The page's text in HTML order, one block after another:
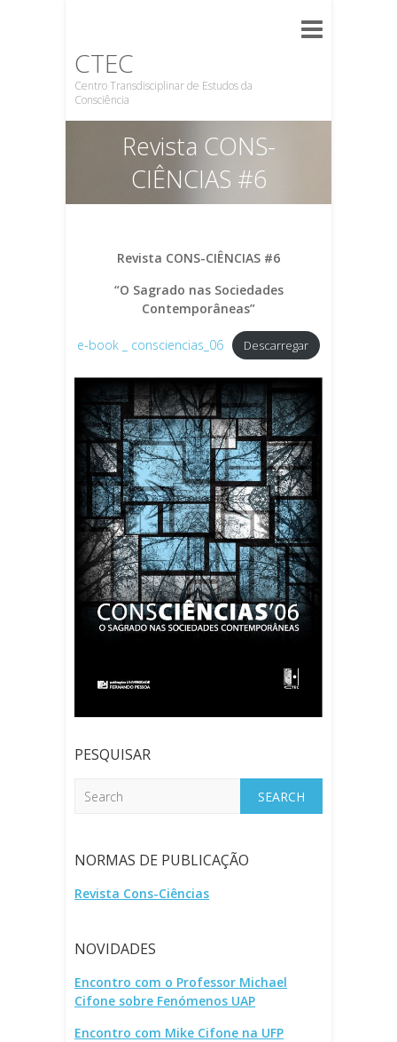
CTEC
Centro Transdisciplinar de Estudos da
Consciência
Revista CONS-
CIÊNCIAS #6
Revista CONS-CIÊNCIAS #6
“O Sagrado nas Sociedades
Contemporâneas”
e-book _ consciencias_06 Descarregar
PESQUISAR
Search
NORMAS DE PUBLICAÇÃO
Revista Cons-Ciências
NOVIDADES
Encontro com o Professor Michael
Cifone sobre Fenómenos UAP
Encontro com Mike Cifone na UFP